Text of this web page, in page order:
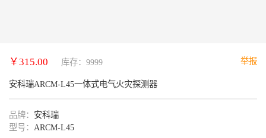
￥315.00 库存：9999 举报
安科瑞ARCM-L45一体式电气火灾探测器
品牌： 安科瑞
型号： ARCM-L45